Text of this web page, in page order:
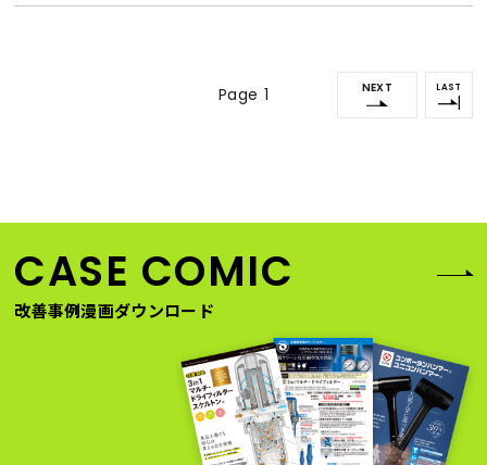
イフィルター〇3in1・エコ×ドライフィルター〇漏洩補修材リ
Page 1 NEXT LAST
CASE COMIC
改善事例漫画ダウンロード